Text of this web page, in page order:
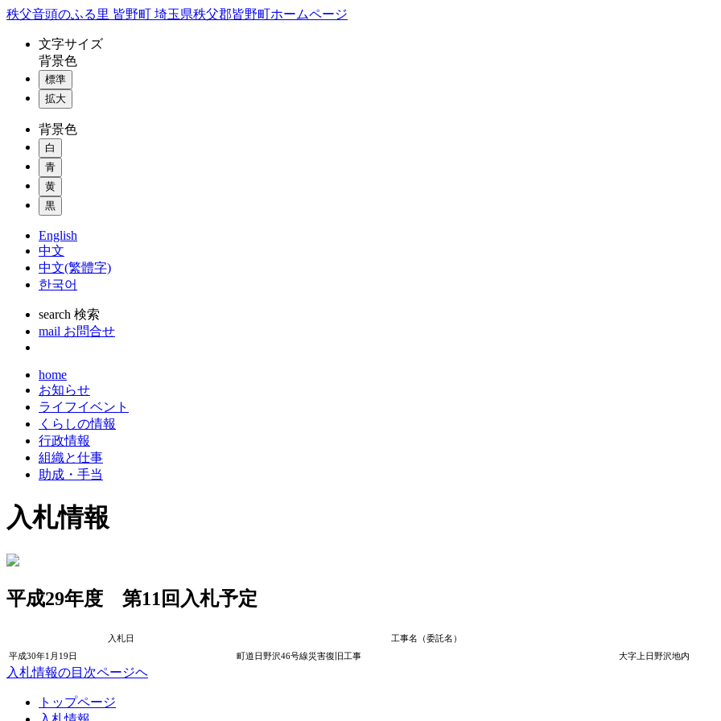
コ
秩父音頭のふる里 皆野町 埼玉県秩父郡皆野町ホームページ
文字サイズ
背景色
標準
拡大
背景色
白
青
黄
黒
English
中文
中文(繁體字)
한국어
search 検索
mail お問合せ
home
お知らせ
ライフイベント
くらしの情報
行政情報
組織と仕事
助成・手当
入札情報
平成29年度 第11回入札予定
入札日 工事名（委託名）
平成30年1月19日
町道日野沢46号線災害復旧工事 大字上日野沢地内
入札情報の目次ページヘ
トップページ